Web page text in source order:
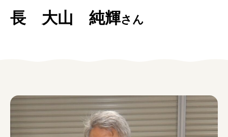
利用案内
お問い合わせ
個人情報保護方針
長 大山 純輝さん